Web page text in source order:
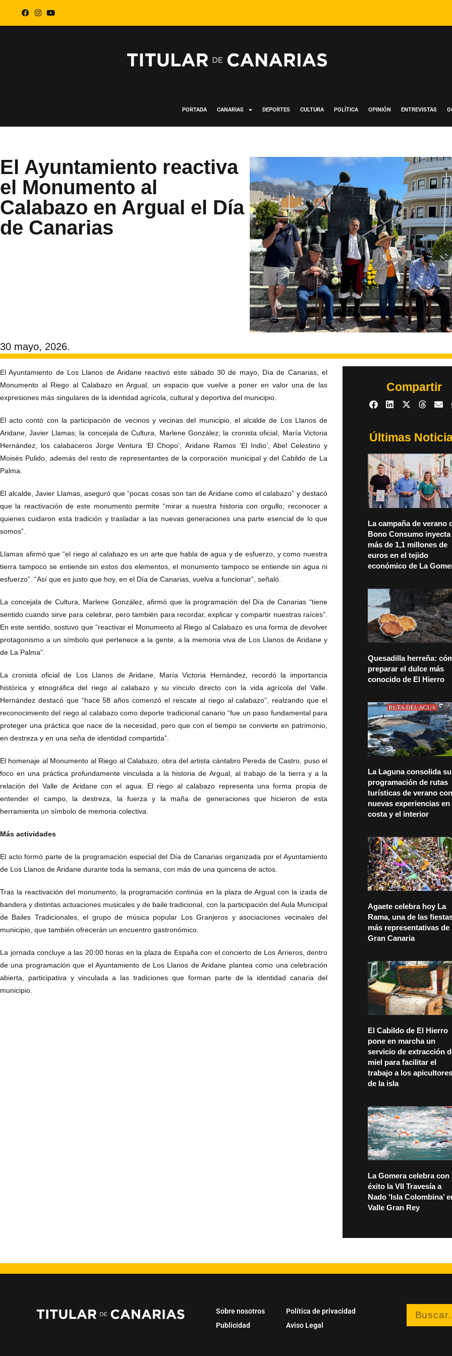
PORTADA CANARIAS DEPORTES CULTURA POLÍTICA OPINIÓN ENTREVISTAS
El Ayuntamiento reactiva
el Monumento al
Calabazo en Argual el Día
de Canarias
30 mayo, 2026.
El Ayuntamiento de Los Llanos de Aridane reactivó este sábado 30 de mayo, Día de Canarias, el
Monumento al Riego al Calabazo en Argual, un espacio que vuelve a poner en valor una de las
expresiones más singulares de la identidad agrícola, cultural y deportiva del municipio.
El acto contó con la participación de vecinos y vecinas del municipio, el alcalde de Los Llanos de
Aridane, Javier Llamas; la concejala de Cultura, Marlene González; la cronista oficial, María Victoria
Hernández; los calabaceros Jorge Ventura ‘El Chopo’, Aridane Ramos ‘El Indio’, Abel Celestino y
Moisés Pulido, además del resto de representantes de la corporación municipal y del Cabildo de La
Palma.
El alcalde, Javier Llamas, aseguró que “pocas cosas son tan de Aridane como el calabazo” y destacó
que la reactivación de este monumento permite “mirar a nuestra historia con orgullo, reconocer a
quienes cuidaron esta tradición y trasladar a las nuevas generaciones una parte esencial de lo que
somos”.
Llamas afirmó que “el riego al calabazo es un arte que habla de agua y de esfuerzo, y como nuestra
tierra tampoco se entiende sin estos dos elementos, el monumento tampoco se entiende sin agua ni
esfuerzo”. “Así que es justo que hoy, en el Día de Canarias, vuelva a funcionar”, señaló.
La concejala de Cultura, Marlene González, afirmó que la programación del Día de Canarias “tiene
sentido cuando sirve para celebrar, pero también para recordar, explicar y compartir nuestras raíces”.
En este sentido, sostuvo que “reactivar el Monumento al Riego al Calabazo es una forma de devolver
protagonismo a un símbolo que pertenece a la gente, a la memoria viva de Los Llanos de Aridane y
de La Palma”.
La cronista oficial de Los Llanos de Aridane, María Victoria Hernández, recordó la importancia
histórica y etnográfica del riego al calabazo y su vínculo directo con la vida agrícola del Valle.
Hernández destacó que “hace 58 años comenzó el rescate al riego al calabazo”, realzando que el
reconocimiento del riego al calabazo como deporte tradicional canario “fue un paso fundamental para
proteger una práctica que nace de la necesidad, pero que con el tiempo se convierte en patrimonio,
en destreza y en una seña de identidad compartida”.
El homenaje al Monumento al Riego al Calabazo, obra del artista cántabro Pereda de Castro, puso el
foco en una práctica profundamente vinculada a la historia de Argual, al trabajo de la tierra y a la
relación del Valle de Aridane con el agua. El riego al calabazo representa una forma propia de
entender el campo, la destreza, la fuerza y la maña de generaciones que hicieron de esta
herramienta un símbolo de memoria colectiva.
Más actividades
El acto formó parte de la programación especial del Día de Canarias organizada por el Ayuntamiento
de Los Llanos de Aridane durante toda la semana, con más de una quincena de actos.
Tras la reactivación del monumento, la programación continúa en la plaza de Argual con la izada de
bandera y distintas actuaciones musicales y de baile tradicional, con la participación del Aula Municipal
de Bailes Tradicionales, el grupo de música popular Los Granjeros y asociaciones vecinales del
municipio, que también ofrecerán un encuentro gastronómico.
La jornada concluye a las 20:00 horas en la plaza de España con el concierto de Los Arrieros, dentro
de una programación que el Ayuntamiento de Los Llanos de Aridane plantea como una celebración
abierta, participativa y vinculada a las tradiciones que forman parte de la identidad canaria del
municipio.
Compartir
Últimas
La campaña de verano
Bono Consumo inyecta
más de 1,1 millones de
euros en el tejido
económico de La
Quesadilla herreña:
preparar el dulce más
conocido de El Hierro
La Laguna consolida su
programación de rutas
turísticas de verano con
nuevas experiencias en
costa y el interior
Agaete celebra hoy La
Rama, una de las
más representativas de
Gran Canaria
El Cabildo de El Hierro
pone en marcha un
servicio de extracción
miel para facilitar el
trabajo a los apicultores
de la isla
La Gomera celebra con
éxito la VII Travesía a
Nado ‘Isla Colombina’
Valle Gran Rey
Sobre nosotros
Publicidad
Política de privacidad
Aviso Legal